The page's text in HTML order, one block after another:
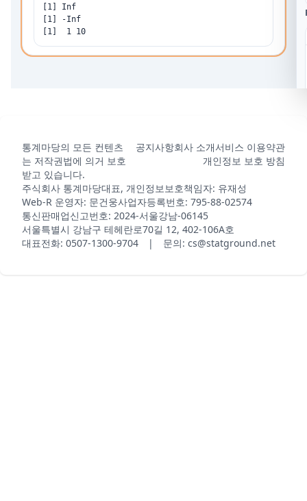
[1] Inf
[1] -Inf
[1]  1 10
통계마당의 모든 컨텐츠
는 저작권법에 의거 보호
받고 있습니다.
공지사항회사 소개서비스 이용약관
개인정보 보호 방침
주식회사 통계마당대표, 개인정보보호책임자: 유재성
Web-R 운영자: 문건웅사업자등록번호: 795-88-02574
통신판매업신고번호: 2024-서울강남-06145
서울특별시 강남구 테헤란로70길 12, 402-106A호
대표전화: 0507-1300-9704 | 문의: cs@statground.net